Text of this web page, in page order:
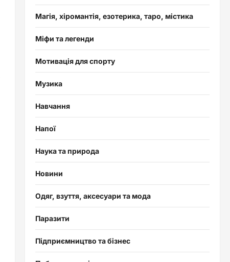
Магія, хіромантія, езотерика, таро, містика
Міфи та легенди
Мотивація для спорту
Музика
Навчання
Напої
Наука та природа
Новини
Одяг, взуття, аксесуари та мода
Паразити
Підприємництво та бізнес